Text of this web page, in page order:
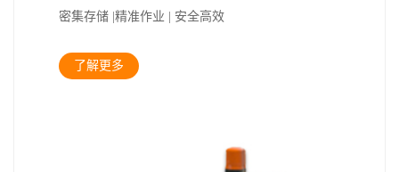
密集存储 |精准作业 | 安全高效
了解更多